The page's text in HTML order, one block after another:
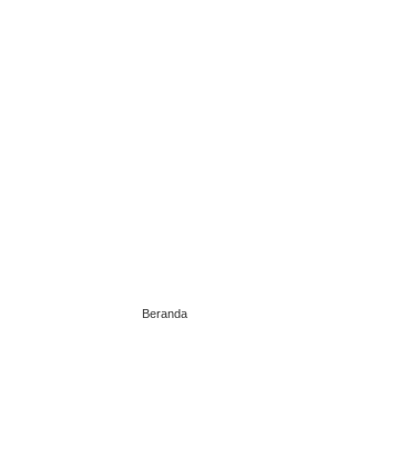
Beranda